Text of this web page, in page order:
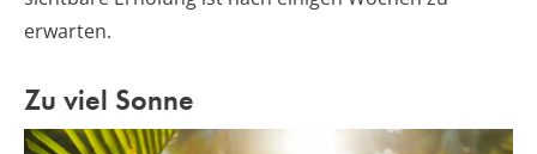
erwarten.
Zu viel Sonne